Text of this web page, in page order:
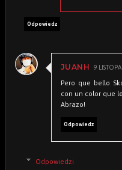
Odpowiedz
JUANH 9
Pero que bello
con un color que
Abrazo!
Odpowiedz
Odpowiedzi